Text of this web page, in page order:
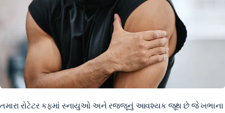
તમારા રોટેટર કફમાં સ્નાયુઓ અને રજ્જૂનું આવશ્યક જૂથ છે જે ખભાના